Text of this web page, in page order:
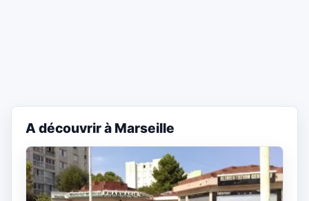
A découvrir à Marseille